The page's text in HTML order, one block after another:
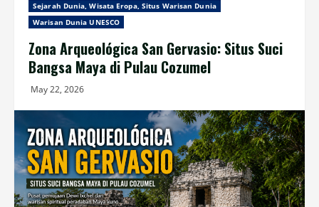
Sejarah Dunia, Wisata Eropa, Situs Warisan Dunia
Warisan Dunia UNESCO
Zona Arqueológica San Gervasio: Situs Suci
Bangsa Maya di Pulau Cozumel
May 22, 2026